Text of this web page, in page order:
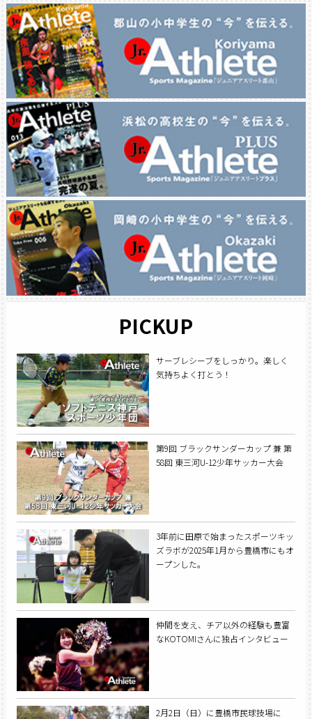
PICKUP
サーブレシーブをしっかり。楽しく
気持ちよく打とう！
第9回 ブラックサンダーカップ 兼 第
58回 東三河U-12少年サッカー大会
3年前に田原で始まったスポーツキッ
ズラボが2025年1月から豊橋市にもオ
ープンした。
仲間を支え、チア以外の経験も豊富
なKOTOMIさんに独占インタビュー
2月2日（日）に豊橋市民球技場に